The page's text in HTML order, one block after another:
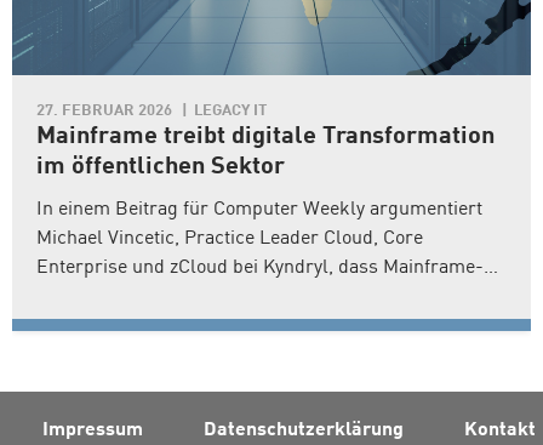
27. FEBRUAR 2026 LEGACY IT
Mainframe treibt digitale Transformation
im öffentlichen Sektor
In einem Beitrag für Computer Weekly argumentiert
Michael Vincetic, Practice Leader Cloud, Core
Enterprise und zCloud bei Kyndryl, dass Mainframe-
Transformation von Behörden in Australien und
Impressum Datenschutzerklärung Kontakt